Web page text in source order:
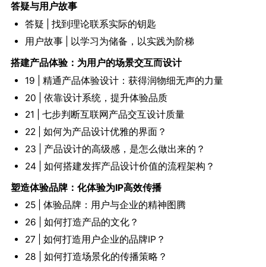
答疑与用户故事
答疑 | 找到理论联系实际的钥匙
用户故事 | 以学习为储备，以实践为阶梯
搭建产品体验：为用户的场景交互而设计
19 | 精通产品体验设计：获得润物细无声的力量
20 | 依靠设计系统，提升体验品质
21 | 七步判断互联网产品交互设计质量
22 | 如何为产品设计优雅的界面？
23 | 产品设计的高级感，是怎么做出来的？
24 | 如何搭建发挥产品设计价值的流程架构？
塑造体验品牌：化体验为IP高效传播
25 | 体验品牌：用户与企业的精神图腾
26 | 如何打造产品的文化？
27 | 如何打造用户企业的品牌IP？
28 | 如何打造场景化的传播策略？